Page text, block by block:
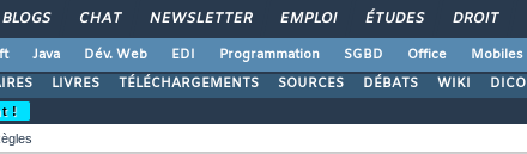
BLOGS CHAT NEWSLETTER EMPLOI ÉTUDES DROIT
Java Dév. Web EDI Programmation SGBD Office Mobiles
LIVRES TÉLÉCHARGEMENTS SOURCES DÉBATS WIKI DICO
!